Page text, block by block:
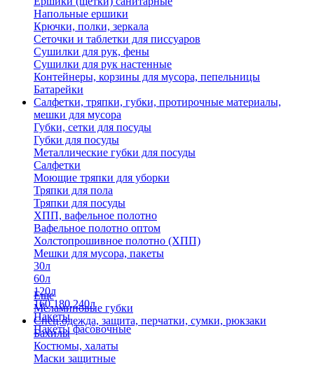
Напольные ершики
Крючки, полки, зеркала
Сеточки и таблетки для писсуаров
Сушилки для рук, фены
Сушилки для рук настенные
Контейнеры, корзины для мусора, пепельницы
Батарейки
Салфетки, тряпки, губки, протирочные материалы,
мешки для мусора
Губки, сетки для посуды
Губки для посуды
Металлические губки для посуды
Салфетки
Моющие тряпки для уборки
Тряпки для пола
Тряпки для посуды
ХПП, вафельное полотно
Вафельное полотно оптом
Холстопрошивное полотно (ХПП)
Мешки для мусора, пакеты
30л
60л
120л
160,180,240л
Пакеты
Пакеты фасовочные
Еще
Меламиновые губки
Спец.одежда, защита, перчатки, сумки, рюкзаки
Бахилы
Костюмы, халаты
Маски защитные